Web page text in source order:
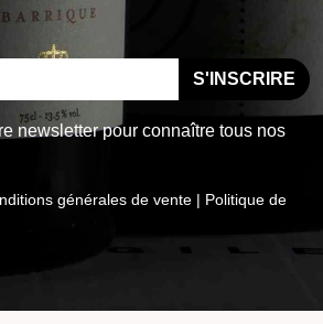
newsletter pour connaître tous nos
générales de vente | Politique de